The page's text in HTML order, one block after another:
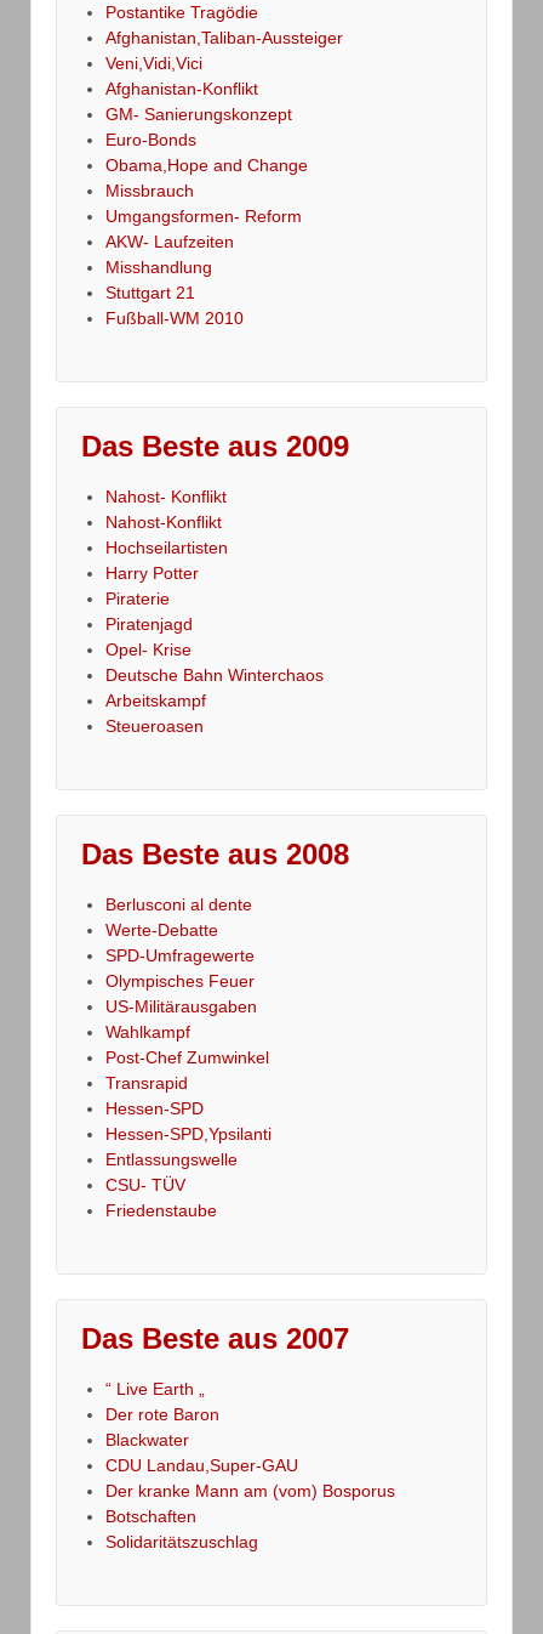
Postantike Tragödie
Afghanistan,Taliban-Aussteiger
Veni,Vidi,Vici
Afghanistan-Konflikt
GM- Sanierungskonzept
Euro-Bonds
Obama,Hope and Change
Missbrauch
Umgangsformen- Reform
AKW- Laufzeiten
Misshandlung
Stuttgart 21
Fußball-WM 2010
Das Beste aus 2009
Nahost- Konflikt
Nahost-Konflikt
Hochseilartisten
Harry Potter
Piraterie
Piratenjagd
Opel- Krise
Deutsche Bahn Winterchaos
Arbeitskampf
Steueroasen
Das Beste aus 2008
Berlusconi al dente
Werte-Debatte
SPD-Umfragewerte
Olympisches Feuer
US-Militärausgaben
Wahlkampf
Post-Chef Zumwinkel
Transrapid
Hessen-SPD
Hessen-SPD,Ypsilanti
Entlassungswelle
CSU- TÜV
Friedenstaube
Das Beste aus 2007
“ Live Earth „
Der rote Baron
Blackwater
CDU Landau,Super-GAU
Der kranke Mann am (vom) Bosporus
Botschaften
Solidaritätszuschlag